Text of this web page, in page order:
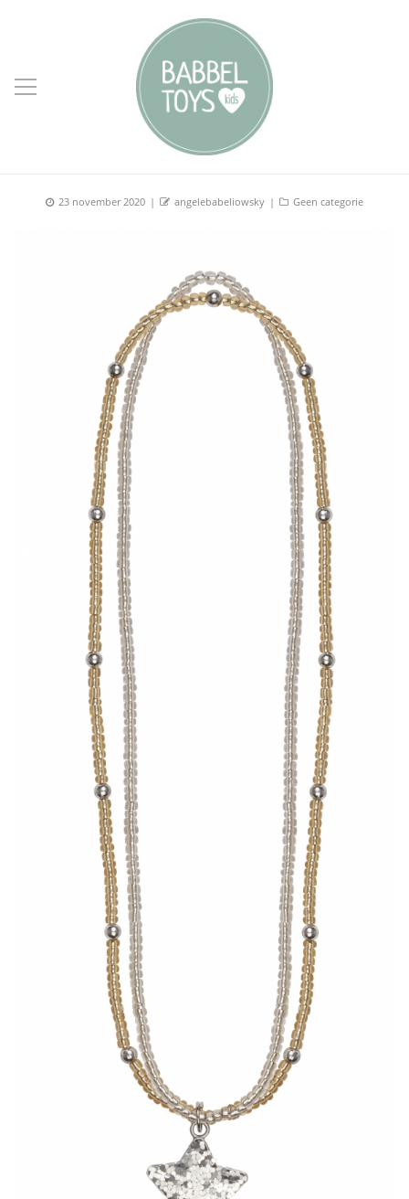
Posted
23 november 2020 Author
angelebabeliowsky Categories
Geen categorie